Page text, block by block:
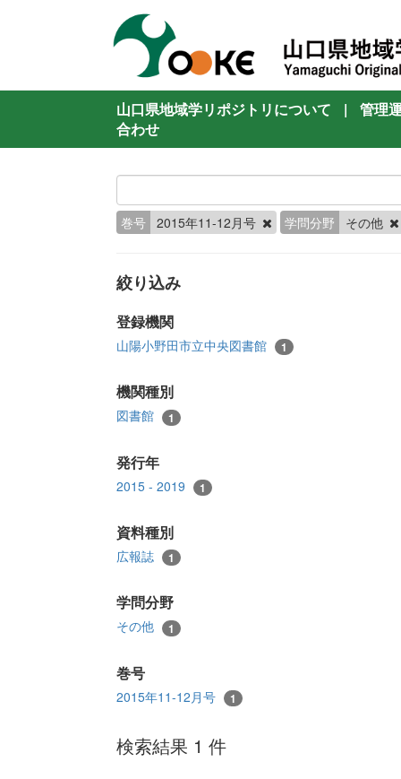
山口県地域学リポジトリについて |
管理
合わせ
巻号 2015年11-12月号 学問分野 その他
絞り込み
登録機関
山陽小野田市立中央図書館 1
機関種別
図書館 1
発行年
2015 - 2019 1
資料種別
広報誌 1
学問分野
その他 1
巻号
2015年11-12月号 1
検索結果 1 件